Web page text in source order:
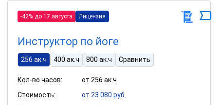
-42% до 17 августа Лицензия
Инструктор по йоге
256 ак.ч 400 ак.ч 800 ак.ч Сравнить
Кол-во часов:
от 256 ак.ч
Стоимость:
от 23 080 руб.